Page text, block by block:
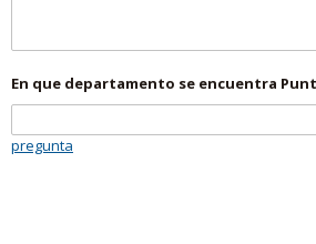
En que departamento se encuentra
pregunta